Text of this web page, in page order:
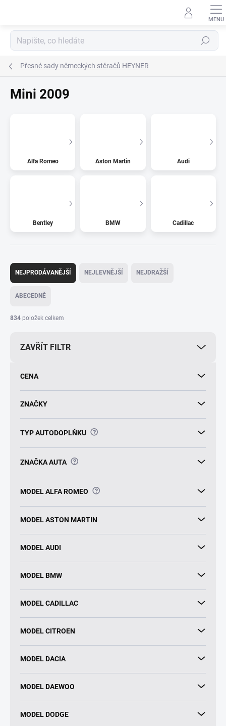
Hledat
Přesné sady německých stěračů HEYNER
Mini 2009
Alfa Romeo Aston Martin Audi
Bentley BMW Cadillac
Ř
z
í
NEJPRODÁVANĚJŠÍ NEJLEVNĚJŠÍ NEJDRAŽŠÍ
ABECEDNĚ
834 položek celkem
ZAVŘÍT FILTR
CENA
ZNAČKY
TYP AUTODOPLŇKU ?
ZNAČKA AUTA ?
MODEL ALFA ROMEO ?
MODEL ASTON MARTIN
MODEL AUDI
MODEL BMW
MODEL CADILLAC
MODEL CITROEN
MODEL DACIA
MODEL DAEWOO
MODEL DODGE